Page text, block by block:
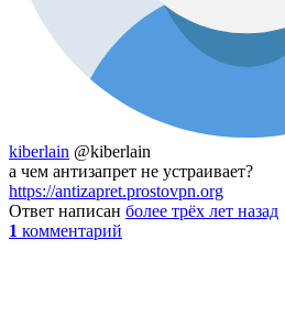
kiberlain @kiberlain
а чем антизапрет не устраивает?
https://antizapret.prostovpn.org
Ответ написан более трёх лет назад
1 комментарий